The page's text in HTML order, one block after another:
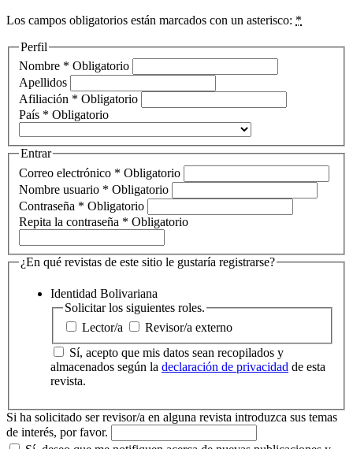
Los campos obligatorios están marcados con un asterisco: *
Perfil
Nombre * Obligatorio
Apellidos
Afiliación * Obligatorio
País * Obligatorio
Entrar
Correo electrónico * Obligatorio
Nombre usuario * Obligatorio
Contraseña * Obligatorio
Repita la contraseña * Obligatorio
¿En qué revistas de este sitio le gustaría registrarse?
Identidad Bolivariana
Solicitar los siguientes roles.
Lector/a
Revisor/a externo
almacenados según la declaración de privacidad de esta
revista.
Si ha solicitado ser revisor/a en alguna revista introduzca sus temas
de interés, por favor.